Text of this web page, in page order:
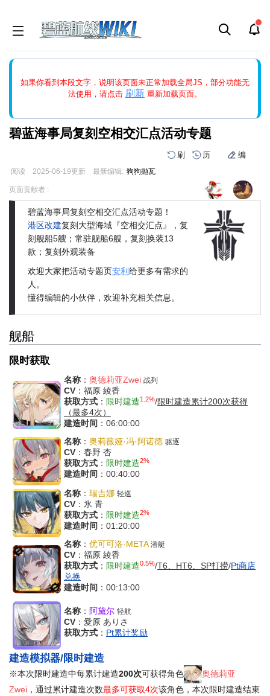
如果你看到本段文字，说明该页面未正常加载全局JS，部分功能无
法使用，请点击 刷新 重新加载页面。
能中的刷新按钮清除页面缓存并刷新，如果还有问题，请多尝试几
碧蓝海事局复刻空相交汇点活动专题
刷 历 编
阅读 2025-06-19更新 最新编辑: 狗狗抛瓦
跳
跳
页面贡献者 :
碧蓝海事局复刻空相交汇点活动专题！
港区改建复刻大型海域『空相交汇点』，复
刻舰船5艘；常驻舰船6艘，复刻换装13
款；复刻外观装备
欢迎大家把活动专题页安利 给更多有需求的
人。
懂得编辑的小伙伴，欢迎补充相关信息。
舰船
限时获取
名称 ： 奥德莉亚Zwei 战列
CV ：福原 綾香
获取方式 ： 限时建造1.2%/限时建造累计200次获得
（最多4次）
建造时间 ：06:00:00
名称 ： 奥莉薇娅·冯·阿诺德 驱逐
CV ：春野 杏
获取方式 ： 限时建造2%
建造时间 ：00:40:00
名称 ： 瑞吉娜 轻巡
CV ：氷 青
获取方式 ： 限时建造2%
建造时间 ：01:20:00
名称 ： 优可可洛·META 潜艇
CV ：福原 綾香
获取方式 ： 限时建造0.5%/T6、HT6、SP打捞/Pt商店
兑换
建造时间 ：00:13:00
名称 ： 阿黛尔 轻航
CV ：愛原 ありさ
获取方式 ： Pt累计奖励
建造模拟器/限时建造
※本次限时建造中每累计建造200次可获得角色
奥德莉亚
Zwei ，通过累计建造次数最多可获取4次该角色，本次限时建造结束